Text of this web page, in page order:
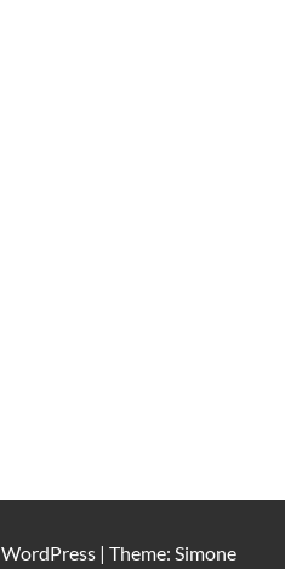
WordPress | Theme: Simone